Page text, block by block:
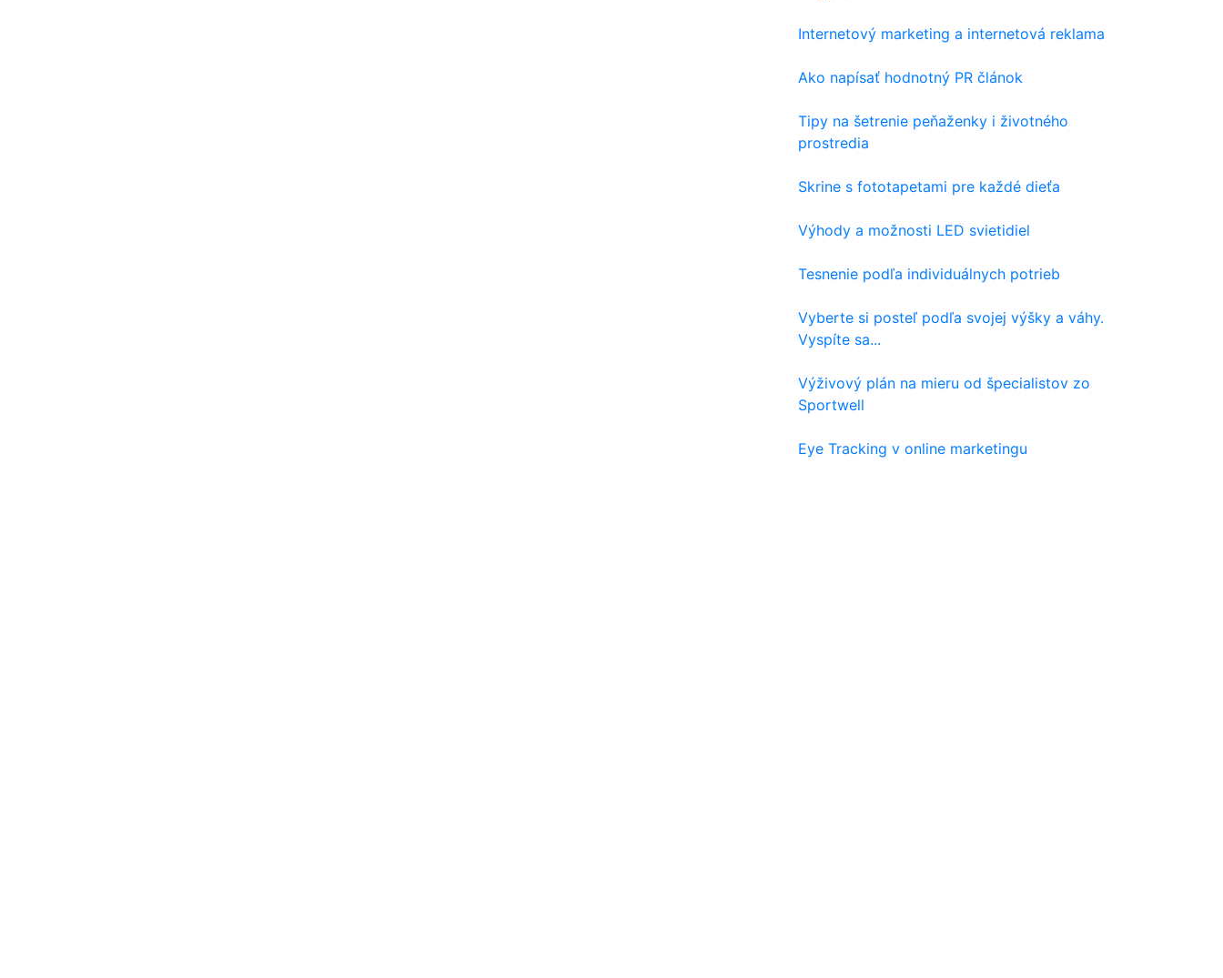
Internetový marketing a internetová reklama
Ako napísať hodnotný PR článok
Tipy na šetrenie peňaženky i životného
prostredia
Skrine s fototapetami pre každé dieťa
Výhody a možnosti LED svietidiel
Tesnenie podľa individuálnych potrieb
Vyberte si posteľ podľa svojej výšky a váhy.
Vyspíte sa...
Výživový plán na mieru od špecialistov zo
Sportwell
Eye Tracking v online marketingu